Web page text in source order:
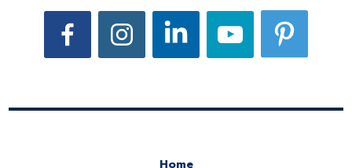
Home